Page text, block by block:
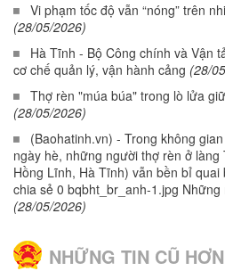
Vi phạm tốc độ vẫn “nóng” trên
(28/05/2026)
Hà Tĩnh - Bộ Công chính và Vận
cơ chế quản lý, vận hành cảng (28/
Thợ rèn "múa búa" trong lò lửa
(28/05/2026)
(Baohatinh.vn) - Trong không
ngày hè, những người thợ rèn ở
Hồng Lĩnh, Hà Tĩnh) vẫn bền bỉ
chia sẻ 0 bqbht_br_anh-1.jpg Những
(28/05/2026)
NHỮNG TIN CŨ HƠN